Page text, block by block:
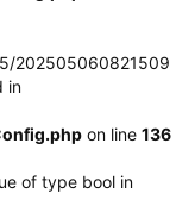
202505060821509
in
on line 136
of type bool in